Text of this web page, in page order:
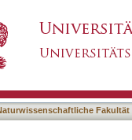
Fakultät